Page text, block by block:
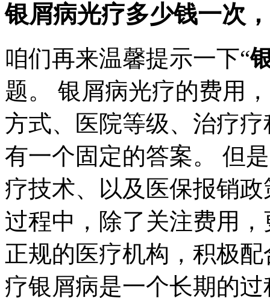
银屑病光疗多少钱一次
咱们再来温馨提示一下“
题。 银屑病光疗的费用
方式、医院等级、治疗
有一个固定的答案。 但
疗技术、以及医保报销
过程中，除了关注费用
正规的医疗机构，积极
疗银屑病是一个长期的